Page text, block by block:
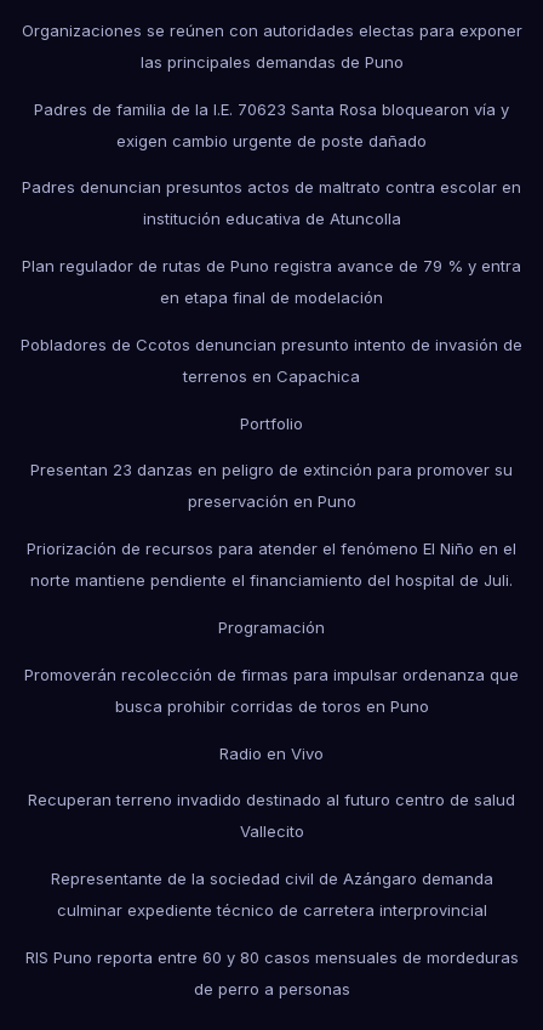
Organizaciones se reúnen con autoridades electas para exponer
las principales demandas de Puno
Padres de familia de la I.E. 70623 Santa Rosa bloquearon vía y
exigen cambio urgente de poste dañado
Padres denuncian presuntos actos de maltrato contra escolar en
institución educativa de Atuncolla
Plan regulador de rutas de Puno registra avance de 79 % y entra
en etapa final de modelación
Pobladores de Ccotos denuncian presunto intento de invasión de
terrenos en Capachica
Portfolio
Presentan 23 danzas en peligro de extinción para promover su
preservación en Puno
Priorización de recursos para atender el fenómeno El Niño en el
norte mantiene pendiente el financiamiento del hospital de Juli.
Programación
Promoverán recolección de firmas para impulsar ordenanza que
busca prohibir corridas de toros en Puno
Radio en Vivo
Recuperan terreno invadido destinado al futuro centro de salud
Vallecito
Representante de la sociedad civil de Azángaro demanda
culminar expediente técnico de carretera interprovincial
RIS Puno reporta entre 60 y 80 casos mensuales de mordeduras
de perro a personas